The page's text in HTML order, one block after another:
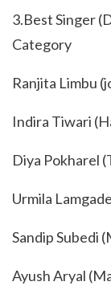
3.Best Singer
Category
Ranjita Limbu
Indira Tiwari
Diya Pokharel
Urmila
Sandip Subedi
Ayush Aryal